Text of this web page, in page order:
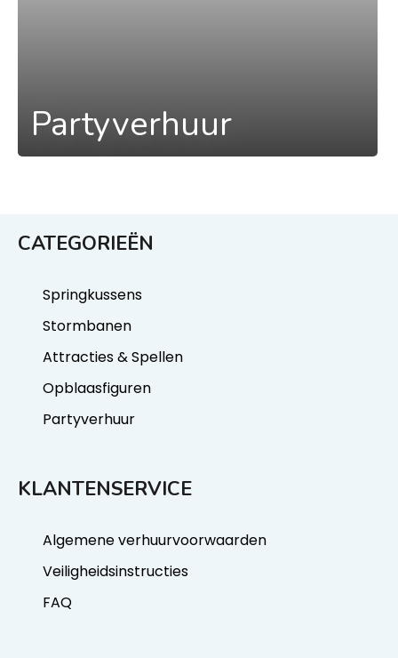
Partyverhuur
CATEGORIEËN
Springkussens
Stormbanen
Attracties & Spellen
Opblaasfiguren
Partyverhuur
KLANTENSERVICE
Algemene verhuurvoorwaarden
Veiligheidsinstructies
FAQ